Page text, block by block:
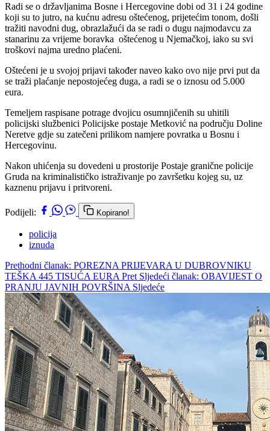
Radi se o državljanima Bosne i Hercegovine dobi od 31 i 24 godine
koji su to jutro, na kućnu adresu oštećenog, prijetećim tonom, došli
tražiti navodni dug, obrazlažući da se radi o dugu najmodavcu za
stanarinu za vrijeme boravka oštećenog u Njemačkoj, iako su svi
troškovi najma uredno plaćeni.
Oštećeni je u svojoj prijavi također naveo kako ovo nije prvi put da
se traži plaćanje nepostojećeg duga, a radi se o iznosu od 5.000
eura.
Temeljem raspisane potrage dvojicu osumnjičenih su uhitili
policijski službenici Policijske postaje Metković na području Doline
Neretve gdje su zatečeni prilikom namjere povratka u Bosnu i
Hercegovinu.
Nakon uhićenja su dovedeni u prostorije Postaje granične policije
Gruda na kriminalističko istraživanje po završetku kojeg su, uz
kaznenu prijavu i pritvoreni.
Podijeli: Kopirano!
policija
iznuda
Prethodni članak: POREZNA PRIJEVARA U DUBROVNIKU
TEŠKA 445 TISUĆA EURA Pret Sljedeći članak: OBAVIJEST O
PRANJU JAVNIH POVRŠINA Sljedeće